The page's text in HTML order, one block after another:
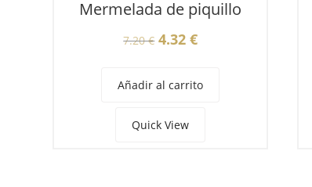
Mermelada de piquillo
7.20€ El
original
7.20 €.
4.32€El
actual
Añadir al carrito
Quick View